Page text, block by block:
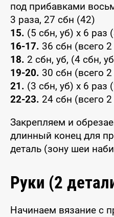
под прибавками
3 раза, 27 сбн (42)
15. (5 сбн, уб) x 6 раз
16-17. 36 сбн (всего
18. 2 сбн, уб, (4 сбн,
19-20. 30 сбн (всего
21. (3 сбн, уб) x 6 раз
22-23. 24 сбн (всего
Закрепляем и
длинный конец для
деталь (зону шеи
Руки (2
Начинаем вязание с